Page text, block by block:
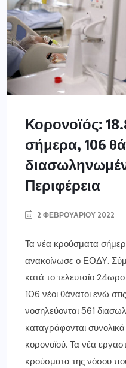
Κορονοϊός:
σήμερα, 106
Περιφέρεια
2 ΦΕΒΡΟΥΑΡΊΟΥ 2022
Τα νέα κρούσματα
ανακοίνωσε ο ΕΟΔΥ.
κατά το τελευταίο
106 νέοι θάνατοι ενώ
νοσηλεύονται 561
καταγράφονται
κορονοϊού. Τα νέα
κρούσματα της νόσου